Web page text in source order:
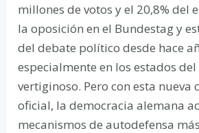
millones de votos y el 20,8% del
la oposición en el Bundestag y
del debate político desde hace
especialmente en los estados del
vertiginoso. Pero con esta nueva
oficial, la democracia alemana
mecanismos de autodefensa